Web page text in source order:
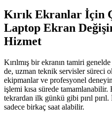
Kırık Ekranlar İçin
Laptop Ekran
Hizmet
Kırılmış bir ekranın tamiri
de, uzman teknik servisler süreci
ekipmanlar ve profesyonel
işlemi kısa sürede tamamlanabilir.
tekrardan ilk günkü gibi pırıl
sadece birkaç saat alabilir.